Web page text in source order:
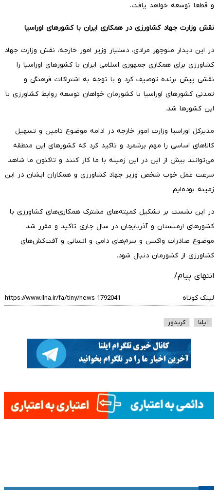
و قطعا توسعه خواهد یافت.
نقش وزارت جهاد کشاورزی در همکاری ایران با کشورهای اوراسیا
در این دیدار منوچهر مرادی، دستیار وزیر امور خارجه، نقش وزارت جهاد
کشاورزی برای همکاری جمهوری اسلامی ایران با کشورهای اوراسیا را
نقشی پیش برنده توصیف کرد و با توجه به اشتراکات فرهنگی و
تمدنی کشورهای اوراسیا با کشورمان خواهان توسعه روابط کشاورزی با
این کشورها شد.
مدیرکل اوراسیا وزارت امور خارجه در ادامه موضوع تامین و تسهیل
کالاهای اساسی را مهم برشمرد و تاکید کرد که کشورهای این منطقه
می‌توانند بیش از این در این زمینه با ما کار کنند و تاکنون ما شاهد
سرعت عمل خوب شخص وزیر جهاد کشاورزی و همکاران ایشان در این
زمینه بوده‌ایم.
در این نشست بر تشکیل کمیته‌های مشترک همکاری‌های کشاورزی با
کشورهای ارمنستان و آذربایجان در سال جاری تاکید و مقرر شد
موضوع صادرات واکسن و سرم‌های دامی و انسانی و آفت‌کش‌های
کشاورزی از کشورمان دنبال شود.
انتهای پیام/
لینک کوتاه
ایلنا کریدور